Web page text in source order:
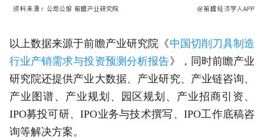
以上数据来源于前瞻产业研究院《中国切削刀具制造
行业产销需求与投资预测分析报告》，同时前瞻产业
研究院还提供产业大数据、产业研究、产业链咨询、
产业图谱、产业规划、园区规划、产业招商引资、
IPO募投可研、IPO业务与技术撰写、IPO工作底稿咨
询等解决方案。